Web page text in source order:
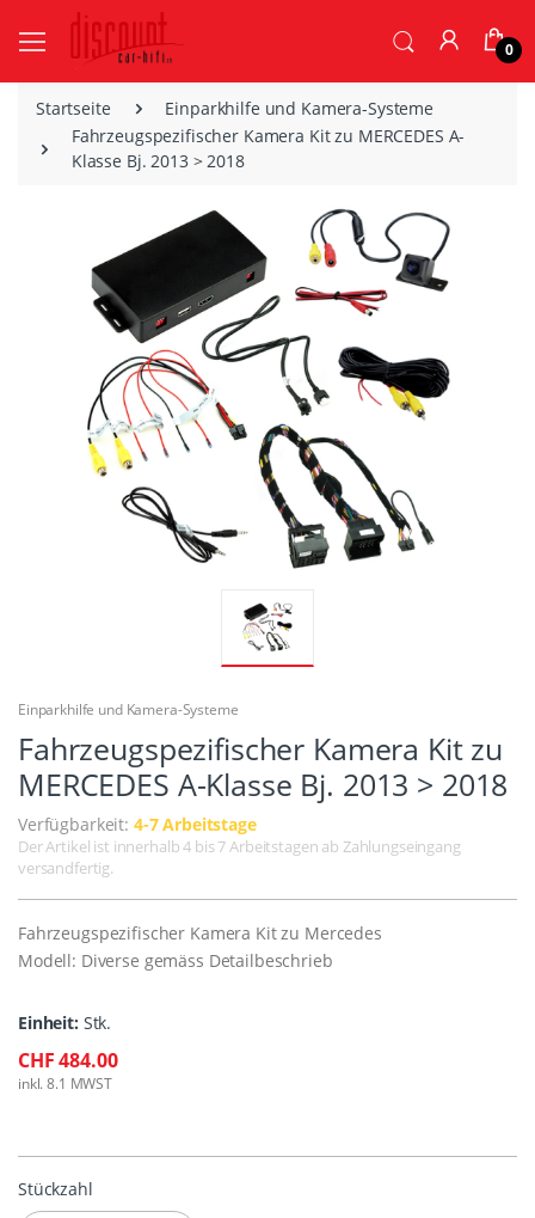
0
Startseite
Einparkhilfe und Kamera-Systeme
Fahrzeugspezifischer Kamera Kit zu MERCEDES A-
Klasse Bj. 2013 > 2018
Einparkhilfe und Kamera-Systeme
Fahrzeugspezifischer Kamera Kit zu
MERCEDES A-Klasse Bj. 2013 > 2018
Verfügbarkeit: 4-7 Arbeitstage
Der Artikel ist innerhalb 4 bis 7 Arbeitstagen ab Zahlungseingang
versandfertig.
Fahrzeugspezifischer Kamera Kit zu Mercedes
Modell: Diverse gemäss Detailbeschrieb
Einheit: Stk.
CHF 484.00
inkl. 8.1 MWST
Stückzahl